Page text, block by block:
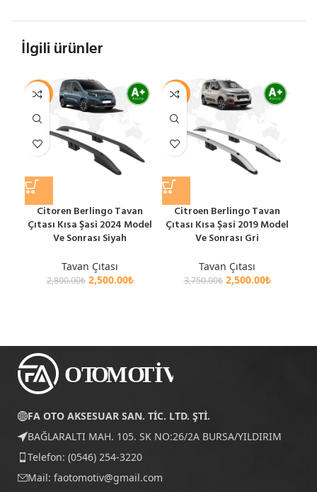
İlgili ürünler
-11%
Citoren Berlingo Tavan
Çıtası Kısa Şasi 2024 Model
Ve Sonrası Siyah
Tavan Çıtası
2,800.00₺ 2,500.00₺
-33%
Citroen Berlingo Tavan
Çıtası Kısa Şasi 2019 Model
Ve Sonrası Gri
Tavan Çıtası
3,750.00₺ 2,500.00₺
FA OTO AKSESUAR SAN. TİC. LTD. ŞTİ.
BAĞLARALTI MAH. 105. SK NO:26/2A BURSA/YILDIRIM
Telefon: (0546) 254-3220
Mail: faotomotiv@gmail.com